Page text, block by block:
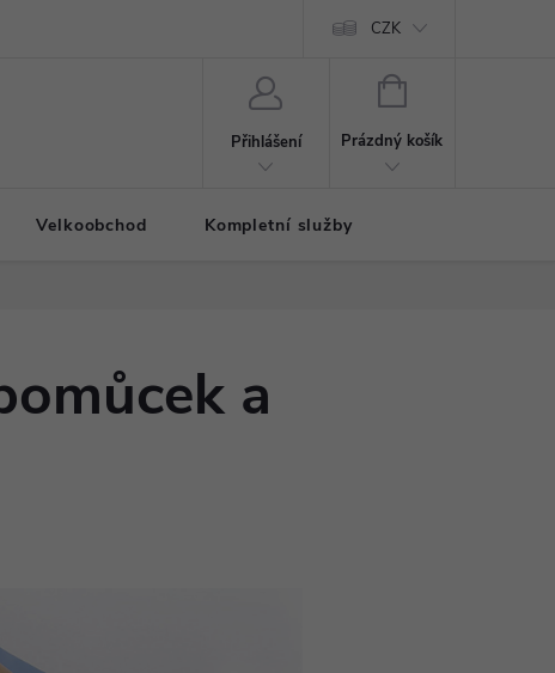
CZK
Přihlášení
NÁKUPNÍ
Prázdný košík
Velkoobchod Kompletní služby
a